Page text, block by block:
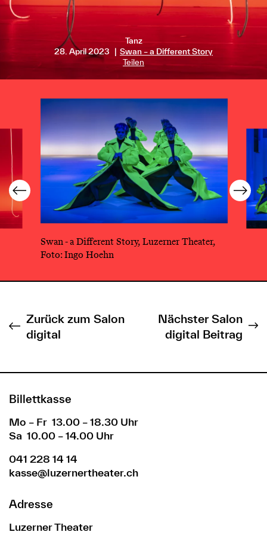
Tanz
28. April 2023
Swan – a Different Story
Teilen
Swan - a Different Story, Luzerner Theater,
Foto: Ingo Hoehn
Zurück zum Salon
digital
Nächster Salon
digital Beitrag
Billettkasse
Mo – Fr 13.00 – 18.30 Uhr
Sa 10.00 – 14.00 Uhr
041 228 14 14
kasse@luzernertheater.ch
Adresse
Luzerner Theater